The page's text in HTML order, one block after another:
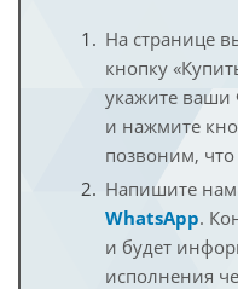
На странице
кнопку
укажите
и нажмите
позвоним,
Напишите
WhatsApp.
и будет
исполнения